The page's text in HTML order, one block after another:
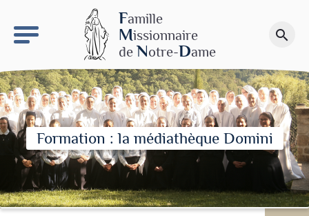
Famille
Missionnaire
de Notre-Dame
search
Faire un don
Formation : la médiathèque Domini